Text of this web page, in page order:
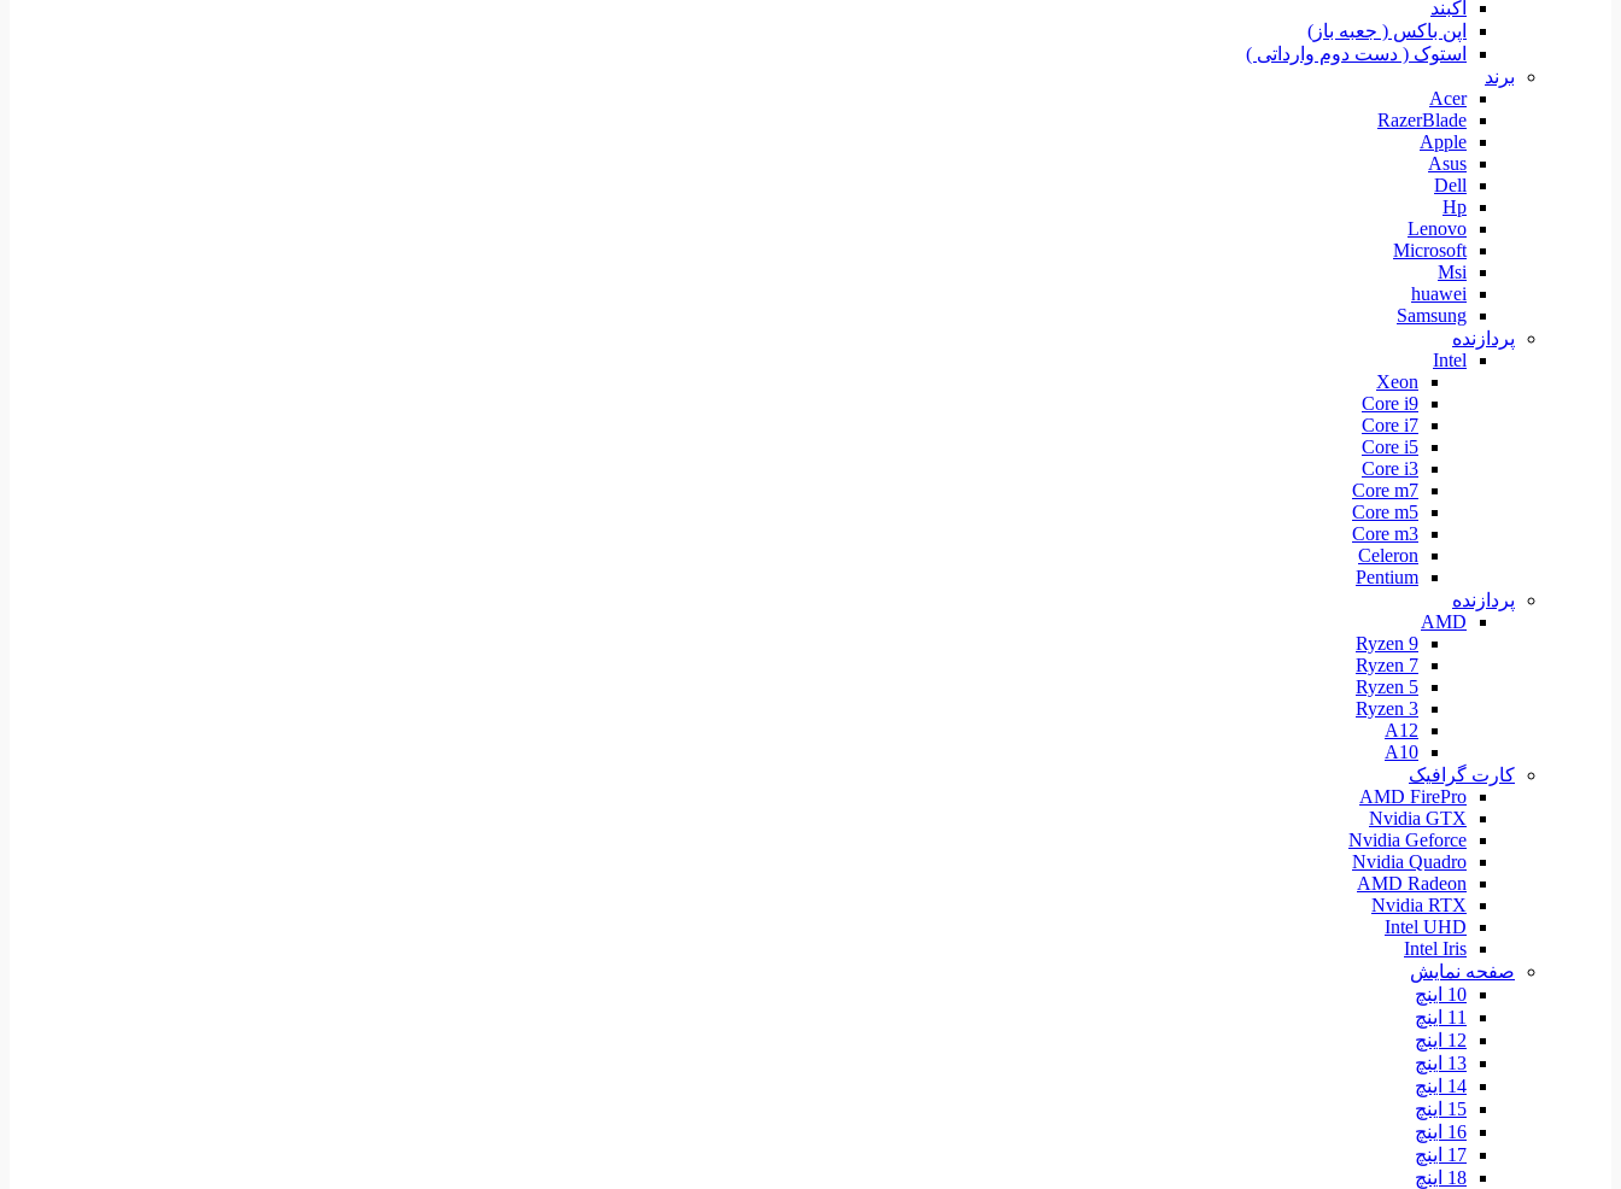
آکبند
اپن باکس ( جعبه باز)
استوک ( دست دوم وارداتی )
برند
Acer
RazerBlade
Apple
Asus
Dell
Hp
Lenovo
Microsoft
Msi
huawei
Samsung
پردازنده
Intel
Xeon
Core i9
Core i7
Core i5
Core i3
Core m7
Core m5
Core m3
Celeron
Pentium
پردازنده
AMD
Ryzen 9
Ryzen 7
Ryzen 5
Ryzen 3
A12
A10
کارت گرافیک
AMD FirePro
Nvidia GTX
Nvidia Geforce
Nvidia Quadro
AMD Radeon
Nvidia RTX
Intel UHD
Intel Iris
صفحه نمایش
10 اینچ
11 اینچ
12 اینچ
13 اینچ
14 اینچ
15 اینچ
16 اینچ
17 اینچ
18 اینچ